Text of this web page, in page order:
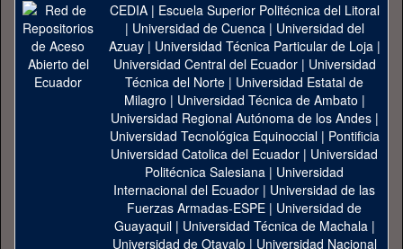
CEDIA| Escuela Superior Politécnica del Litoral
| Universidad de Cuenca| Universidad del
Azuay| Universidad Técnica Particular de Loja|
Universidad Central del Ecuador| Universidad
Técnica del Norte | Universidad Estatal de
Milagro | Universidad Técnica de Ambato |
Universidad Regional Autónoma de los Andes|
Universidad Tecnológica Equinoccial| Pontificia
Universidad Catolica del Ecuador | Universidad
Politécnica Salesiana | Universidad
Internacional del Ecuador | Universidad de las
Fuerzas Armadas-ESPE | Universidad de
Guayaquil| Universidad Técnica de Machala|
Universidad de Otavalo | Universidad Nacional